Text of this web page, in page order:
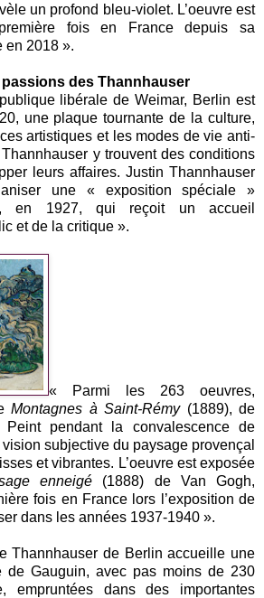
un profond bleu-violet. L’oeuvre est
fois en France depuis sa
en 2018 ».
passions des Thannhauser
libérale de Weimar, Berlin est
une plaque tournante de la culture,
artistiques et les modes de vie anti-
y trouvent des conditions
leurs affaires. Justin Thannhauser
une « exposition spéciale »
en 1927, qui reçoit un accueil
et de la critique ».
« Parmi les 263 oeuvres,
Montagnes à Saint-Rémy(1889), de
pendant la convalescence de
vision subjective du paysage provençal
et vibrantes. L’oeuvre est exposée
enneigé (1888) de Van Gogh,
fois en France lors l’exposition de
dans les années 1937-1940 ».
Thannhauser de Berlin accueille une
de Gauguin, avec pas moins de 230
empruntées dans des importantes